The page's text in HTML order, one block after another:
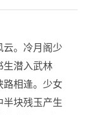
云。冷月阁少
生潜入武林
路相逢。少女
半块残玉产生